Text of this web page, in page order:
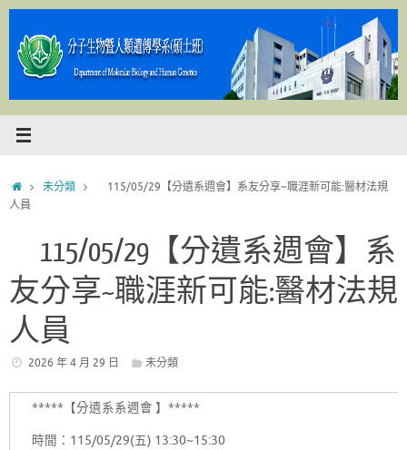
Skip
content
Home未分類
115/05/29【分遺系週會】系友分享~職涯新可能:醫材法規
人員
115/05/29【分遺系週會】系
友分享~職涯新可能:醫材法規
人員
2026 年 4 月 29 日 未分類
*****【分遺系系週會 】*****
時間：115/05/29(五) 13:30~15:30